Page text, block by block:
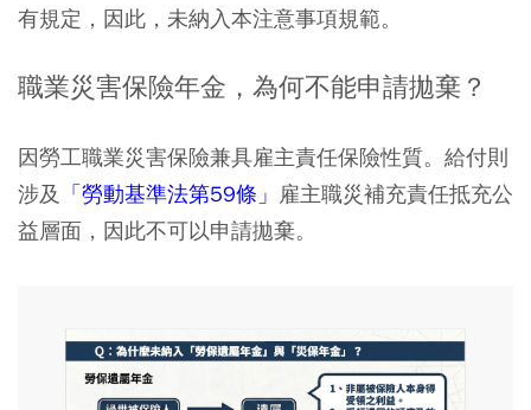
有規定，因此，未納入本注意事項規範。
職業災害保險年金，為何不能申請拋棄？
因勞工職業災害保險兼具雇主責任保險性質。給付則
涉及 「勞動基準法第59條」 雇主職災補充責任抵充公
益層面，因此不可以申請拋棄。